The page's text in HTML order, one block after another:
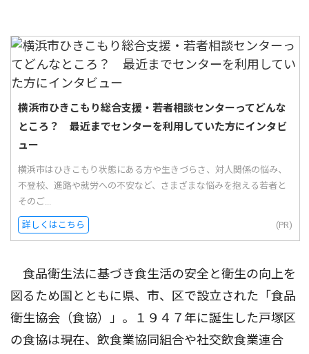
横浜市ひきこもり総合支援・若者相談センターってどんな
ところ？ 最近までセンターを利用していた方にインタビ
ュー
横浜市はひきこもり状態にある方や生きづらさ、対人関係の悩み、
不登校、進路や就労への不安など、さまざまな悩みを抱える若者と
そのご...
詳しくはこちら (PR)
食品衛生法に基づき食生活の安全と衛生の向上を
図るため国とともに県、市、区で設立された「食品
衛生協会（食協）」。１９４７年に誕生した戸塚区
の食協は現在、飲食業協同組合や社交飲食業連合